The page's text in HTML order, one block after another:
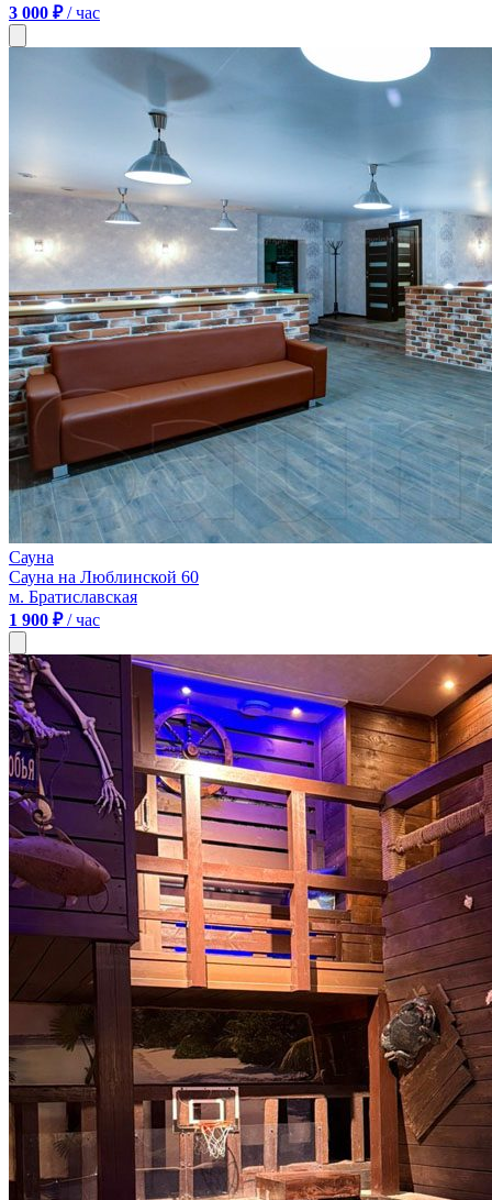
3 000 ₽/ час
Сауна
Сауна на Люблинской 60
м. Братиславская
1 900 ₽/ час